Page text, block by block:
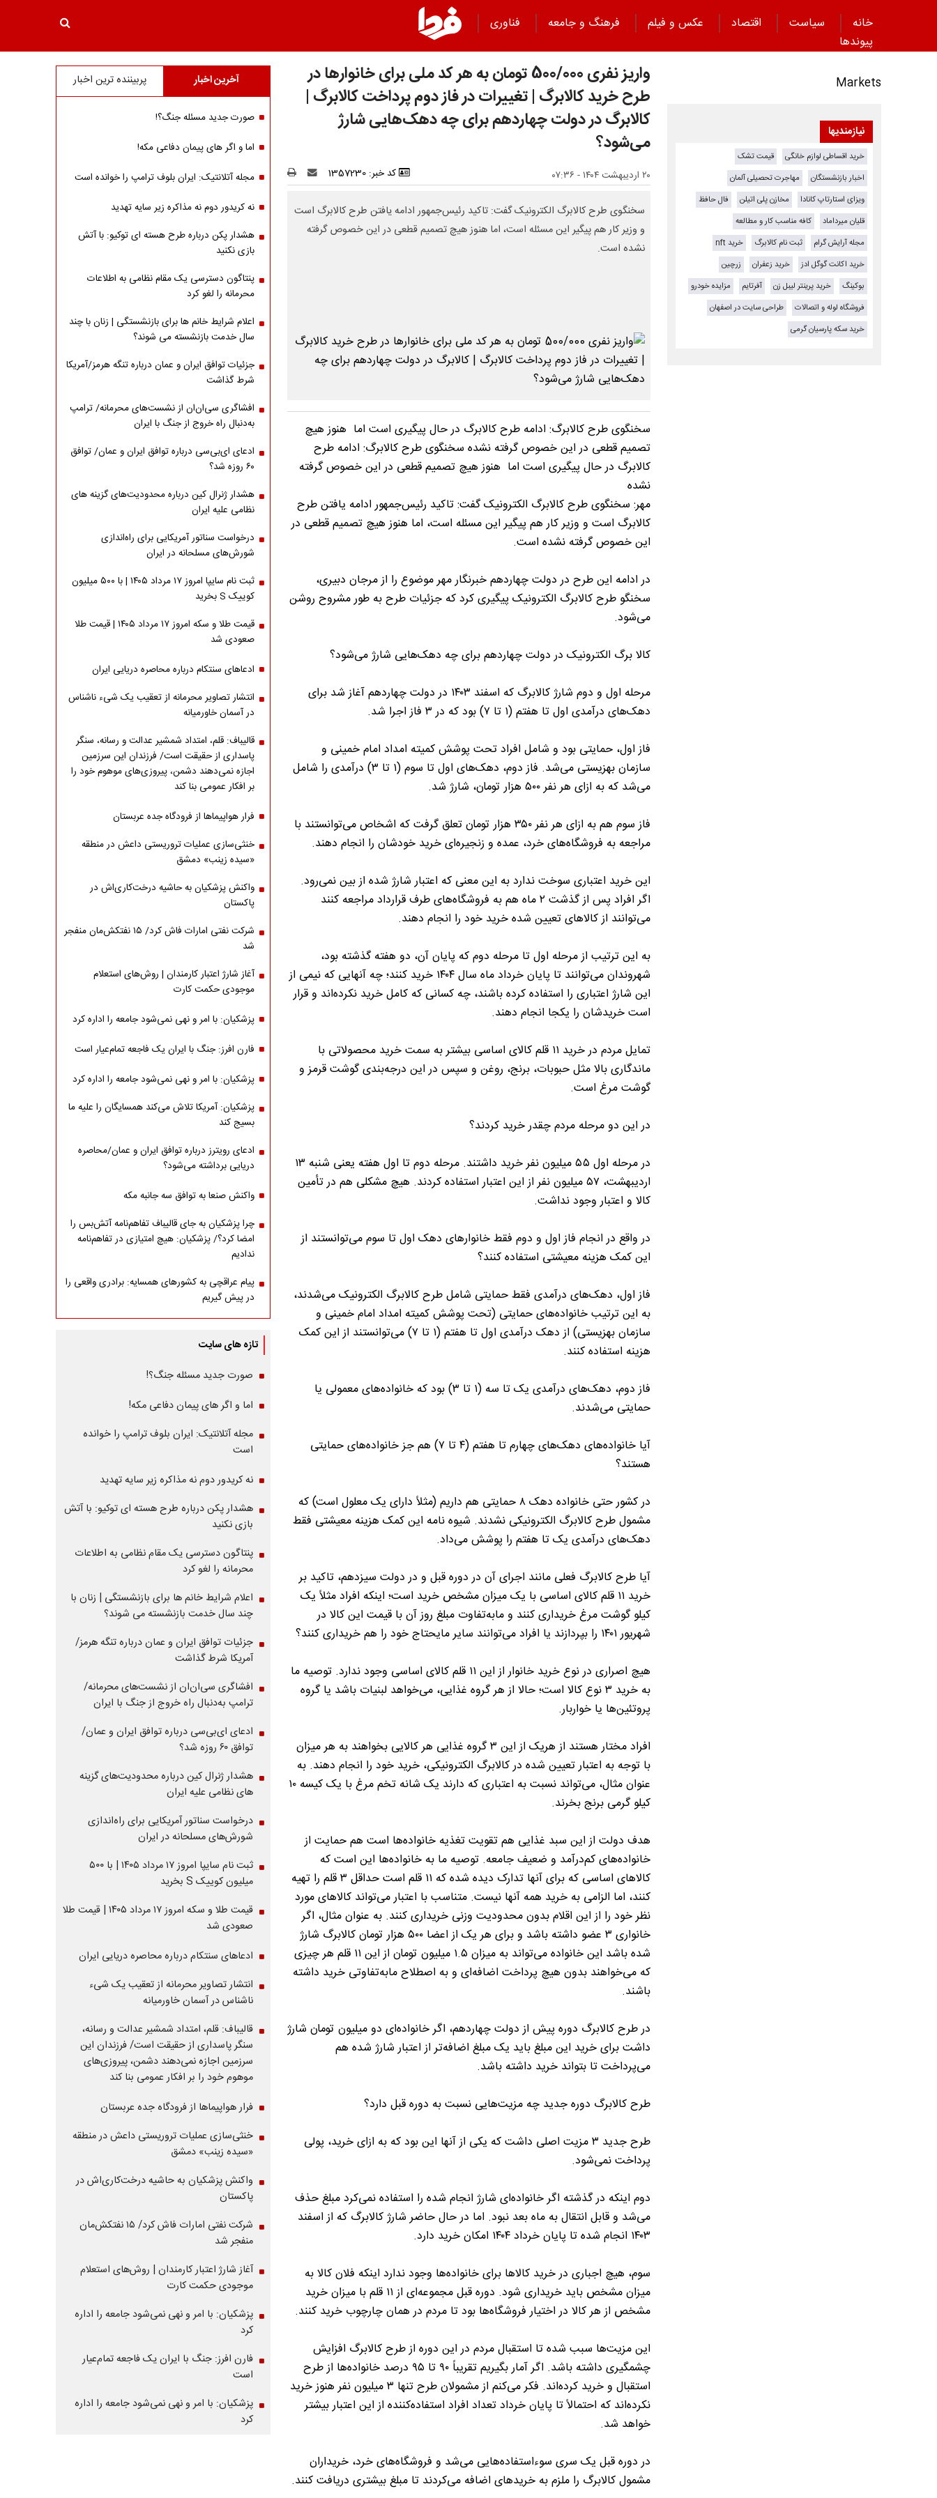
خانه سیاست اقتصاد عکس و فیلم فرهنگ و جامعه
فناوری
پیوند‌ها
واریز نفری 500/000 تومان به هر کد ملی برای خانوارها در
طرح خرید کالابرگ | تغییرات در فاز دوم پرداخت کالابرگ |
کالابرگ در دولت چهاردهم برای چه دهک‌هایی شارژ
می‌شود؟
۲۰ اردیبهشت ۱۴۰۴ - ۰۷:۳۶ کد خبر: 1357230
سخنگوی طرح کالابرگ الکترونیک گفت: تاکید رئیس‌جمهور ادامه یافتن طرح کالابرگ است
و وزیر کار هم پیگیر این مسئله است، اما هنوز هیچ تصمیم قطعی در این خصوص گرفته
نشده است.
سخنگوی طرح کالابرگ: ادامه طرح کالابرگ در حال پیگیری است اما هنوز هیچ
تصمیم قطعی در این خصوص گرفته نشده سخنگوی طرح کالابرگ: ادامه طرح
کالابرگ در حال پیگیری است اما هنوز هیچ تصمیم قطعی در این خصوص گرفته
نشده
مهر: سخنگوی طرح کالابرگ الکترونیک گفت: تاکید رئیس‌جمهور ادامه یافتن طرح
کالابرگ است و وزیر کار هم پیگیر این مسئله است، اما هنوز هیچ تصمیم قطعی در
این خصوص گرفته نشده است.
در ادامه این طرح در دولت چهاردهم خبرنگار مهر موضوع را از مرجان دبیری،
سخنگو طرح کالابرگ الکترونیک پیگیری کرد که جزئیات طرح به طور مشروح روشن
می‌شود.
کالا برگ الکترونیک در دولت چهاردهم برای چه دهک‌هایی شارژ می‌شود؟
مرحله اول و دوم شارژ کالابرگ که اسفند ۱۴۰۳ در دولت چهاردهم آغاز شد برای
دهک‌های درآمدی اول تا هفتم (۱ تا ۷) بود که در ۳ فاز اجرا شد.
فاز اول، حمایتی بود و شامل افراد تحت پوشش کمیته امداد امام خمینی و
سازمان بهزیستی می‌شد. فاز دوم، دهک‌های اول تا سوم (۱ تا ۳) درآمدی را شامل
می‌شد که به ازای هر نفر ۵۰۰ هزار تومان، شارژ شد.
فاز سوم هم به ازای هر نفر ۳۵۰ هزار تومان تعلق گرفت که اشخاص می‌توانستند با
مراجعه به فروشگاه‌های خرد، عمده و زنجیره‌ای خرید خودشان را انجام دهند.
این خرید اعتباری سوخت ندارد به این معنی که اعتبار شارژ شده از بین نمی‌رود.
اگر افراد پس از گذشت ۲ ماه هم به فروشگاه‌های طرف قرارداد مراجعه کنند
می‌توانند از کالاهای تعیین شده خرید خود را انجام دهند.
به این ترتیب از مرحله اول تا مرحله دوم که پایان آن، دو هفته گذشته بود،
شهروندان می‌توانند تا پایان خرداد ماه سال ۱۴۰۴ خرید کنند؛ چه آنهایی که نیمی از
این شارژ اعتباری را استفاده کرده باشند، چه کسانی که کامل خرید نکرده‌اند و قرار
است خریدشان را یکجا انجام دهند.
تمایل مردم در خرید ۱۱ قلم کالای اساسی بیشتر به سمت خرید محصولاتی با
ماندگاری بالا مثل حبوبات، برنج، روغن و سپس در این درجه‌بندی گوشت قرمز و
گوشت مرغ است.
در این دو مرحله مردم چقدر خرید کردند؟
در مرحله اول ۵۵ میلیون نفر خرید داشتند. مرحله دوم تا اول هفته یعنی شنبه ۱۳
اردیبهشت، ۵۷ میلیون نفر از این اعتبار استفاده کردند. هیچ مشکلی هم در تأمین
کالا و اعتبار وجود نداشت.
در واقع در انجام فاز اول و دوم فقط خانوارهای دهک اول تا سوم می‌توانستند از
این کمک هزینه معیشتی استفاده کنند؟
فاز اول، دهک‌های درآمدی فقط حمایتی شامل طرح کالابرگ الکترونیک می‌شدند،
به این ترتیب خانواده‌های حمایتی (تحت پوشش کمیته امداد امام خمینی و
سازمان بهزیستی) از دهک درآمدی اول تا هفتم (۱ تا ۷) می‌توانستند از این کمک
هزینه استفاده کنند.
فاز دوم، دهک‌های درآمدی یک تا سه (۱ تا ۳) بود که خانواده‌های معمولی یا
حمایتی می‌شدند.
آیا خانواده‌های دهک‌های چهارم تا هفتم (۴ تا ۷) هم جز خانواده‌های حمایتی
هستند؟
در کشور حتی خانواده دهک ۸ حمایتی هم داریم (مثلاً دارای یک معلول است) که
مشمول طرح کالابرگ الکترونیکی نشدند. شیوه نامه این کمک هزینه معیشتی فقط
دهک‌های درآمدی یک تا هفتم را پوشش می‌داد.
آیا طرح کالابرگ فعلی مانند اجرای آن در دوره قبل و در دولت سیزدهم، تاکید بر
خرید ۱۱ قلم کالای اساسی با یک میزان مشخص خرید است؛ اینکه افراد مثلاً یک
کیلو گوشت مرغ خریداری کنند و مابه‌تفاوت مبلغ روز آن با قیمت این کالا در
شهریور ۱۴۰۱ را بپردازند یا افراد می‌توانند سایر مایحتاج خود را هم خریداری کنند؟
هیچ اصراری در نوع خرید خانوار از این ۱۱ قلم کالای اساسی وجود ندارد. توصیه ما
به خرید ۳ نوع کالا است؛ حالا از هر گروه غذایی، می‌خواهد لبنیات باشد یا گروه
پروتئین‌ها یا خواربار.
افراد مختار هستند از هریک از این ۳ گروه غذایی هر کالایی بخواهند به هر میزان
با توجه به اعتبار تعیین شده در کالابرگ الکترونیکی، خرید خود را انجام دهند. به
عنوان مثال، می‌تواند نسبت به اعتباری که دارند یک شانه تخم مرغ با یک کیسه ۱۰
کیلو گرمی برنج بخرند.
هدف دولت از این سبد غذایی هم تقویت تغذیه خانواده‌ها است هم حمایت از
خانواده‌های کم‌درآمد و ضعیف جامعه. توصیه ما به خانواده‌ها این است که
کالاهای اساسی که برای آنها تدارک دیده شده که ۱۱ قلم است حداقل ۳ قلم را تهیه
کنند، اما الزامی به خرید همه آنها نیست. متناسب با اعتبار می‌تواند کالاهای مورد
نظر خود را از این اقلام بدون محدودیت وزنی خریداری کنند. به عنوان مثال، اگر
خانواری ۳ عضو داشته باشد و برای هر یک از اعضا ۵۰۰ هزار تومان کالابرگ شارژ
شده باشد این خانواده می‌تواند به میزان ۱.۵ میلیون تومان از این ۱۱ قلم هر چیزی
که می‌خواهند بدون هیچ پرداخت اضافه‌ای و به اصطلاح مابه‌تفاوتی خرید داشته
باشند.
در طرح کالابرگ دوره پیش از دولت چهاردهم، اگر خانواده‌ای دو میلیون تومان شارژ
داشت برای خرید این مبلغ باید یک مبلغ اضافه‌تر از اعتبار شارژ شده هم
می‌پرداخت تا بتواند خرید داشته باشد.
طرح کالابرگ دوره جدید چه مزیت‌هایی نسبت به دوره قبل دارد؟
طرح جدید ۳ مزیت اصلی داشت که یکی از آنها این بود که به ازای خرید، پولی
پرداخت نمی‌شود.
دوم اینکه در گذشته اگر خانواده‌ای شارژ انجام شده را استفاده نمی‌کرد مبلغ حذف
می‌شد و قابل انتقال به ماه بعد نبود. اما در حال حاضر شارژ کالابرگ که از اسفند
۱۴۰۳ انجام شده تا پایان خرداد ۱۴۰۴ امکان خرید دارد.
سوم، هیچ اجباری در خرید کالاها برای خانواده‌ها وجود ندارد اینکه فلان کالا به
میزان مشخص باید خریداری شود. دوره قبل مجموعه‌ای از ۱۱ قلم با میزان خرید
مشخص از هر کالا در اختیار فروشگاه‌ها بود تا مردم در همان چارچوب خرید کنند.
این مزیت‌ها سبب شده تا استقبال مردم در این دوره از طرح کالابرگ افزایش
چشمگیری داشته باشد. اگر آمار بگیریم تقریباً ۹۰ تا ۹۵ درصد خانواده‌ها از طرح
استقبال و خرید کرده‌اند. فکر می‌کنم از مشمولان طرح تنها ۳ میلیون نفر هنوز خرید
نکرده‌اند که احتمالاً تا پایان خرداد تعداد افراد استفاده‌کننده از این اعتبار بیشتر
خواهد شد.
در دوره قبل یک سری سوءاستفاده‌هایی می‌شد و فروشگاه‌های خرد، خریداران
مشمول کالابرگ را ملزم به خریدهای اضافه می‌کردند تا مبلغ بیشتری دریافت کنند.
Markets
نیازمندیها
خرید اقساطی لوازم خانگی
قیمت تشک
اخبار بازنشستگان
مهاجرت تحصیلی آلمان
ویزای استارتاپ کانادا
مخازن پلی اتیلن
فال حافظ
قلیان میرداماد
کافه مناسب کار و مطالعه
مجله آرایش گرام
ثبت نام کالابرگ
خرید nft
خرید اکانت گوگل ادز
خرید زعفران
زرچین
بوکینگ
خرید پرینتر لیبل زن آفرتایم
مزایده خودرو
فروشگاه لوله و اتصالات
طراحی سایت در اصفهان
خرید سکه پارسیان گرمی
آخرین اخبار پربیننده ترین اخبار
صورت جدید مسئله جنگ؟!
اما و اگر های پیمان دفاعی مکه!
مجله آتلانتیک: ایران بلوف ترامپ را خوانده است
نه کریدور دوم نه مذاکره زیر سایه تهدید
هشدار پکن درباره طرح هسته ای توکیو: با آتش
بازی نکنید
پنتاگون دسترسی یک مقام نظامی به اطلاعات
محرمانه را لغو کرد
اعلام شرایط خانم ها برای بازنشستگی | زنان با چند
سال خدمت بازنشسته می شوند؟
جزئیات توافق ایران و عمان درباره تنگه هرمز/آمریکا
شرط گذاشت
افشاگری سی‌ان‌ان از نشست‌های محرمانه/ ترامپ
به‌دنبال راه خروج از جنگ با ایران
ادعای ای‌بی‌سی درباره توافق ایران و عمان/ توافق
۶۰ روزه شد؟
هشدار ژنرال کین درباره محدودیت‌های گزینه های
نظامی علیه ایران
درخواست سناتور آمریکایی برای راه‌اندازی
شورش‌های مسلحانه در ایران
ثبت نام سایپا امروز ۱۷ مرداد ۱۴۰۵ | با ۵۰۰ میلیون
کوییک S بخرید
قیمت طلا و سکه امروز ۱۷ مرداد ۱۴۰۵ | قیمت طلا
صعودی شد
ادعاهای سنتکام درباره محاصره دریایی ایران
انتشار تصاویر محرمانه از تعقیب یک شیء ناشناس
در آسمان خاورمیانه
قالیباف: قلم، امتداد شمشیر عدالت و رسانه، سنگر
پاسداری از حقیقت است/ فرزندان این سرزمین
اجازه نمی‌دهند دشمن، پیروزی‌های موهوم خود را
بر افکار عمومی بنا کند
فرار هواپیماها از فرودگاه جده عربستان
خنثی‌سازی عملیات تروریستی داعش در منطقه
«سیده زینب» دمشق
واکنش پزشکیان به حاشیه درخت‌کاری‌اش در
پاکستان
شرکت نفتی امارات فاش کرد/ ۱۵ نفتکش‌مان منفجر
شد
آغاز شارژ اعتبار کارمندان | روش‌های استعلام
موجودی حکمت کارت
پزشکیان: با امر و نهی نمی‌شود جامعه را اداره کرد
فارن افرز: جنگ با ایران یک فاجعه تمام‌عیار است
پزشکیان: با امر و نهی نمی‌شود جامعه را اداره کرد
پزشکیان: آمریکا تلاش می‌کند همسایگان را علیه ما
بسیج کند
ادعای رویترز درباره توافق ایران و عمان/محاصره
دریایی برداشته می‌شود؟
واکنش صنعا به توافق سه جانبه مکه
چرا پزشکیان به جای قالیباف تفاهم‌نامه آتش‌بس را
امضا کرد؟/ پزشکیان: هیچ امتیازی در تفاهم‌نامه
ندادیم
پیام عراقچی به کشورهای همسایه: برادری واقعی را
در پیش گیریم
تازه های سایت
صورت جدید مسئله جنگ؟!
اما و اگر های پیمان دفاعی مکه!
مجله آتلانتیک: ایران بلوف ترامپ را خوانده
است
نه کریدور دوم نه مذاکره زیر سایه تهدید
هشدار پکن درباره طرح هسته ای توکیو: با آتش
بازی نکنید
پنتاگون دسترسی یک مقام نظامی به اطلاعات
محرمانه را لغو کرد
اعلام شرایط خانم ها برای بازنشستگی | زنان با
چند سال خدمت بازنشسته می شوند؟
جزئیات توافق ایران و عمان درباره تنگه هرمز/
آمریکا شرط گذاشت
افشاگری سی‌ان‌ان از نشست‌های محرمانه/
ترامپ به‌دنبال راه خروج از جنگ با ایران
ادعای ای‌بی‌سی درباره توافق ایران و عمان/
توافق ۶۰ روزه شد؟
هشدار ژنرال کین درباره محدودیت‌های گزینه
های نظامی علیه ایران
درخواست سناتور آمریکایی برای راه‌اندازی
شورش‌های مسلحانه در ایران
ثبت نام سایپا امروز ۱۷ مرداد ۱۴۰۵ | با ۵۰۰
میلیون کوییک S بخرید
قیمت طلا و سکه امروز ۱۷ مرداد ۱۴۰۵ | قیمت طلا
صعودی شد
ادعاهای سنتکام درباره محاصره دریایی ایران
انتشار تصاویر محرمانه از تعقیب یک شیء
ناشناس در آسمان خاورمیانه
قالیباف: قلم، امتداد شمشیر عدالت و رسانه،
سنگر پاسداری از حقیقت است/ فرزندان این
سرزمین اجازه نمی‌دهند دشمن، پیروزی‌های
موهوم خود را بر افکار عمومی بنا کند
فرار هواپیماها از فرودگاه جده عربستان
خنثی‌سازی عملیات تروریستی داعش در منطقه
«سیده زینب» دمشق
واکنش پزشکیان به حاشیه درخت‌کاری‌اش در
پاکستان
شرکت نفتی امارات فاش کرد/ ۱۵ نفتکش‌مان
منفجر شد
آغاز شارژ اعتبار کارمندان | روش‌های استعلام
موجودی حکمت کارت
پزشکیان: با امر و نهی نمی‌شود جامعه را اداره
کرد
فارن افرز: جنگ با ایران یک فاجعه تمام‌عیار
است
پزشکیان: با امر و نهی نمی‌شود جامعه را اداره
کرد